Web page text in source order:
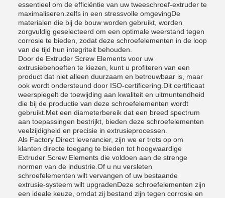
essentieel om de efficiëntie van uw tweeschroef-extruder te
maximaliseren.zelfs in een stressvolle omgevingDe
materialen die bij de bouw worden gebruikt, worden
zorgvuldig geselecteerd om een optimale weerstand tegen
corrosie te bieden, zodat deze schroefelementen in de loop
van de tijd hun integriteit behouden.
Door de Extruder Screw Elements voor uw
extrusiebehoeften te kiezen, kunt u profiteren van een
product dat niet alleen duurzaam en betrouwbaar is, maar
ook wordt ondersteund door ISO-certificering.Dit certificaat
weerspiegelt de toewijding aan kwaliteit en uitmuntendheid
die bij de productie van deze schroefelementen wordt
gebruikt.Met een diameterbereik dat een breed spectrum
aan toepassingen bestrijkt, bieden deze schroefelementen
veelzijdigheid en precisie in extrusieprocessen.
Als Factory Direct leverancier, zijn we er trots op om
klanten directe toegang te bieden tot hoogwaardige
Extruder Screw Elements die voldoen aan de strenge
normen van de industrie.Of u nu versleten
schroefelementen wilt vervangen of uw bestaande
extrusie-systeem wilt upgradenDeze schroefelementen zijn
een ideale keuze, omdat zij bestand zijn tegen corrosie en